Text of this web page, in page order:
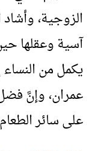
الزوجية،
آسية وعقلها
يكمل من
عمران، وإنَّ
على سائر الطعام